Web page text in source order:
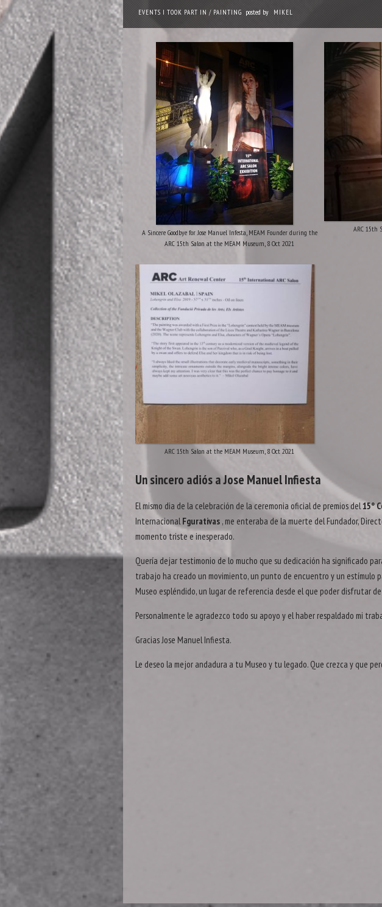
EVENTS I TOOK PART IN / PAINTING posted by MIKEL
A Sincere Goodbye for Jose Manuel Infesta, MEAM Founder during the
ARC 15th Salon at the MEAM Museum, 8 Oct 2021
ARC 15th
ARC 15th Salon at the MEAM Museum, 8 Oct 2021
Un sincero adiós a Jose Manuel Infiesta
El mismo dia de la celebración de la ceremonia oficial de premios del15º
InternacionalFgurativas, me enteraba de la muerte del Fundador,
momento triste e inesperado.
Quería dejar testimonio de lo mucho que su dedicación ha significado
trabajo ha creado un movimiento, un punto de encuentro y un
Museo espléndido, un lugar de referencia desde el que poder disfrutar
Personalmente le agradezco todo su apoyo y el haber respaldado mi
Gracias Jose Manuel Infiesta.
Le deseo la mejor andadura a tu Museo y tu legado. Que crezca y que